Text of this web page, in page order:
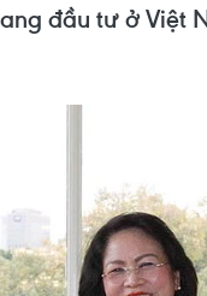
đầu tư ở Việt